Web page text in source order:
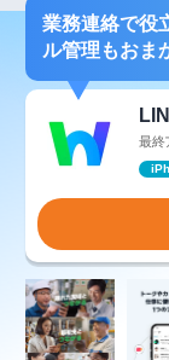
業務連絡で役
ル管理もおま
最終